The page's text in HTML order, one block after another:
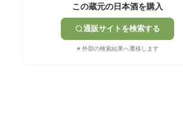
この蔵元の日本酒を購入
通販サイトを検索する
※ 外部の検索結果へ遷移します